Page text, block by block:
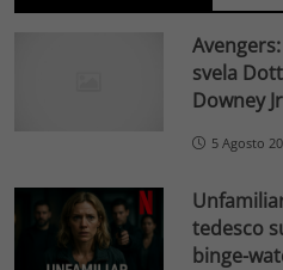
svela
Downey
5 Agosto
tedesco
binge-